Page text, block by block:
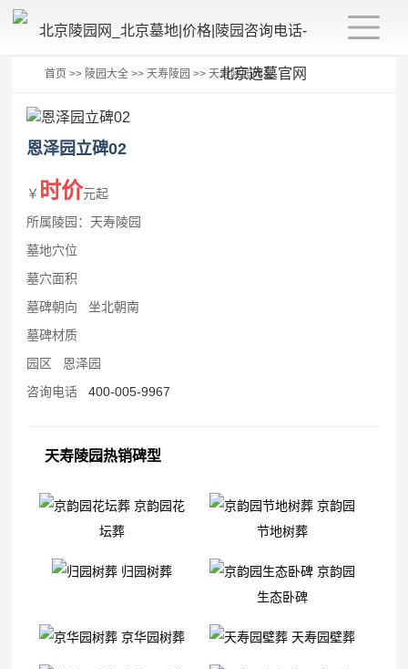
首页 >> 陵园大全 >> 天寿陵园 >> 天寿陵园碑型
恩泽园立碑02
￥ 时价元起
所属陵园：天寿陵园
墓地穴位
墓穴面积
墓碑朝向 坐北朝南
墓碑材质
园区 恩泽园
咨询电话 400-005-9967
天寿陵园热销碑型
京韵园花
坛葬
京韵园
节地树葬
归园树葬
京韵园
生态卧碑
京华园树葬 天寿园壁葬